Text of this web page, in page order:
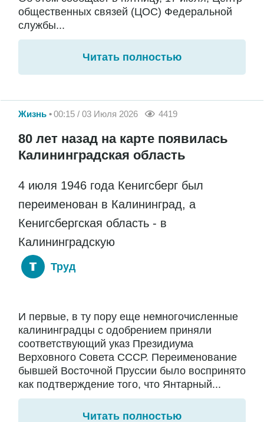
общественных связей (ЦОС) Федеральной
службы...
Читать полностью
Жизнь 00:15 / 03 Июля 2026 4419
80 лет назад на карте появилась
Калининградская область
4 июля 1946 года Кенигсберг был
переименован в Калининград, а
Кенигсбергская область - в
Калининградскую
Труд
И первые, в ту пору еще немногочисленные
калининградцы с одобрением приняли
соответствующий указ Президиума
Верховного Совета СССР. Переименование
бывшей Восточной Пруссии было воспринято
как подтверждение того, что Янтарный...
Читать полностью